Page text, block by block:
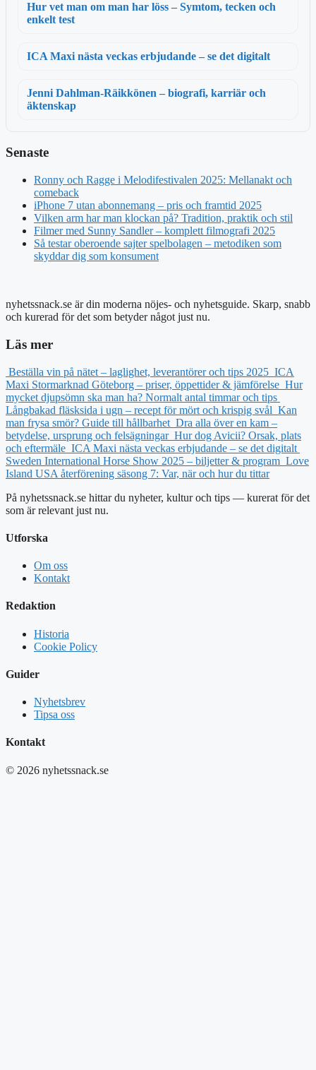
Hur vet man om man har löss – Symtom, tecken och
enkelt test
ICA Maxi nästa veckas erbjudande – se det digitalt
Jenni Dahlman-Räikkönen – biografi, karriär och
äktenskap
Senaste
Ronny och Ragge i Melodifestivalen 2025: Mellanakt och
comeback
iPhone 7 utan abonnemang – pris och framtid 2025
Vilken arm har man klockan på? Tradition, praktik och stil
Filmer med Sunny Sandler – komplett filmografi 2025
Så testar oberoende sajter spelbolagen – metodiken som
skyddar dig som konsument
nyhetssnack.se är din moderna nöjes- och nyhetsguide. Skarp, snabb
och kurerad för det som betyder något just nu.
Läs mer
Beställa vin på nätet – laglighet, leverantörer och tips 2025 ICA
Maxi Stormarknad Göteborg – priser, öppettider & jämförelse Hur
mycket djupsömn ska man ha? Normalt antal timmar och tips
Långbakad fläsksida i ugn – recept för mört och krispig svål Kan
man frysa smör? Guide till hållbarhet Dra alla över en kam –
betydelse, ursprung och felsägningar Hur dog Avicii? Orsak, plats
och eftermäle ICA Maxi nästa veckas erbjudande – se det digitalt
Sweden International Horse Show 2025 – biljetter & program Love
Island USA återförening säsong 7: Var, när och hur du tittar
På nyhetssnack.se hittar du nyheter, kultur och tips — kurerat för det
som är relevant just nu.
Utforska
Om oss
Kontakt
Redaktion
Historia
Cookie Policy
Guider
Nyhetsbrev
Tipsa oss
Kontakt
© 2026 nyhetssnack.se